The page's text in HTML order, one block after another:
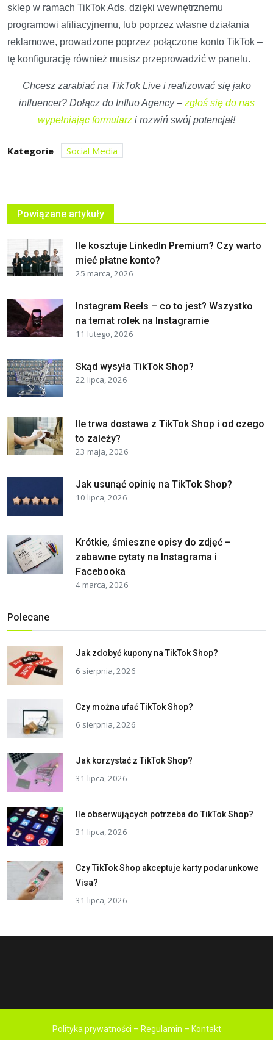
sklep w ramach TikTok Ads, dzięki wewnętrznemu
programowi afiliacyjnemu, lub poprzez własne działania
reklamowe, prowadzone poprzez połączone konto TikTok –
tę konfigurację również musisz przeprowadzić w panelu.
Chcesz zarabiać na TikTok Live i realizować się jako
influencer? Dołącz do Influo Agency – zgłoś się do nas
wypełniając formularz i rozwiń swój potencjał!
Kategorie Social Media
Powiązane artykuły
Ile kosztuje LinkedIn Premium? Czy warto
mieć płatne konto?
25 marca, 2026
Instagram Reels – co to jest? Wszystko
na temat rolek na Instagramie
11 lutego, 2026
Skąd wysyła TikTok Shop?
22 lipca, 2026
Ile trwa dostawa z TikTok Shop i od czego
to zależy?
23 maja, 2026
Jak usunąć opinię na TikTok Shop?
10 lipca, 2026
Krótkie, śmieszne opisy do zdjęć –
zabawne cytaty na Instagrama i
Facebooka
4 marca, 2026
Polecane
Jak zdobyć kupony na TikTok Shop?
6 sierpnia, 2026
Czy można ufać TikTok Shop?
6 sierpnia, 2026
Jak korzystać z TikTok Shop?
31 lipca, 2026
Ile obserwujących potrzeba do TikTok Shop?
31 lipca, 2026
Czy TikTok Shop akceptuje karty podarunkowe
Visa?
31 lipca, 2026
Polityka prywatności – Regulamin – Kontakt